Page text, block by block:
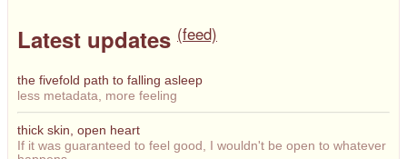
Latest updates (feed)
the fivefold path to falling asleep
less metadata, more feeling
thick skin, open heart
If it was guaranteed to feel good, I wouldn't be open to whatever